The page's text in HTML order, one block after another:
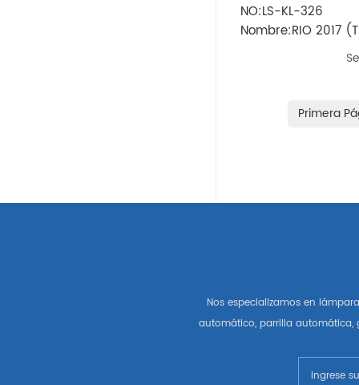
NO:LS-KL-326
Nombre:RIO 2017
Luz antiniebla
Primera
Nos especializamos en
automático, parrilla automática,